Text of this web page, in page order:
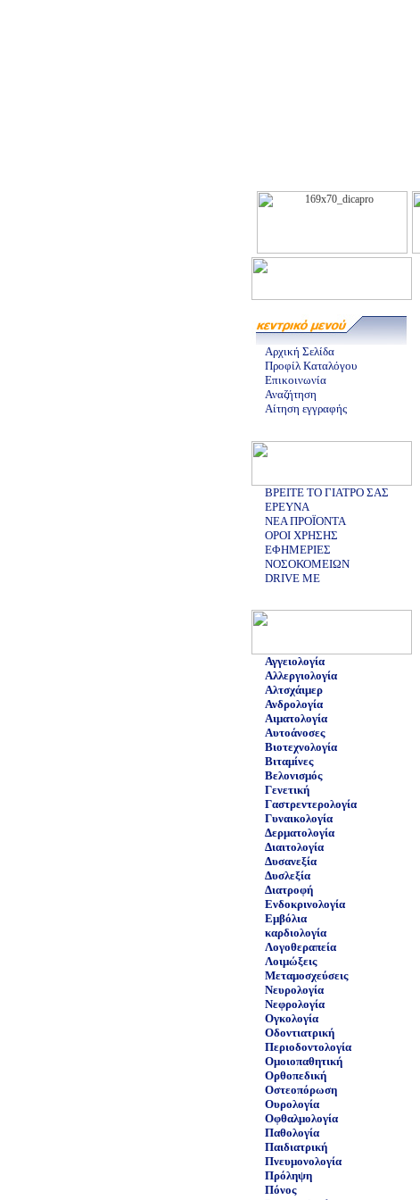
Αρχική Σελίδα
Προφίλ Καταλόγου
Επικοινωνία
Αναζήτηση
Αίτηση εγγραφής
ΒΡΕΙΤΕ ΤΟ ΓΙΑΤΡΟ ΣΑΣ
ΕΡΕΥΝΑ
ΝΕΑ ΠΡΟΪΟΝΤΑ
ΟΡΟΙ ΧΡΗΣΗΣ
ΕΦΗΜΕΡΙΕΣ
ΝΟΣΟΚΟΜΕΙΩΝ
DRIVE ME
Αγγειολογία
Αλλεργιολογία
Αλτσχάιμερ
Ανδρολογία
Αιματολογία
Αυτοάνοσες
Βιοτεχνολογία
Βιταμίνες
Βελονισμός
Γενετική
Γαστρεντερολογία
Γυναικολογία
Δερματολογία
Διαιτολογία
Δυσανεξία
Δυσλεξία
Διατροφή
Ενδοκρινολογία
Εμβόλια
καρδιολογία
Λογοθεραπεία
Λοιμώξεις
Μεταμοσχεύσεις
Νευρολογία
Νεφρολογία
Ογκολογία
Οδοντιατρική
Περιοδοντολογία
Ομοιοπαθητική
Ορθοπεδική
Οστεοπόρωση
Ουρολογία
Οφθαλμολογία
Παθολογία
Παιδιατρική
Πνευμονολογία
Πρόληψη
Πόνος